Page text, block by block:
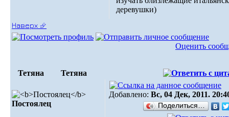
деревушки)
Наверх ⮵
Оценить
Тетяна Тетяна
Постоялец
Добавлено: Вс, 04 Дек, 2011.
Поделиться…